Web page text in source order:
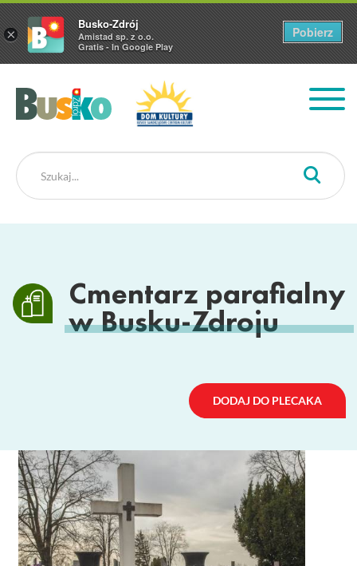
Busko Zdrój
Cmentarz parafialny
w Busku-Zdroju
DODAJ DO PLECAKA
×
Busko-Zdrój
Amistad sp. z o.o.
Gratis - In Google Play
Pobierz